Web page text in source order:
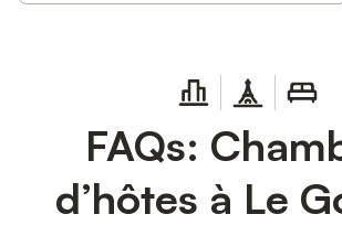
FAQs:
d’hôtes à Le